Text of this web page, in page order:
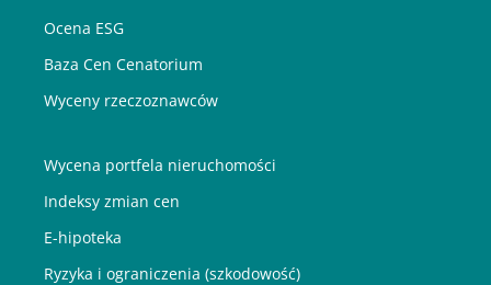
Ocena ESG
Baza Cen Cenatorium
Wyceny rzeczoznawców
Wycena portfela nieruchomości
Indeksy zmian cen
E-hipoteka
Ryzyka i ograniczenia (szkodowość)